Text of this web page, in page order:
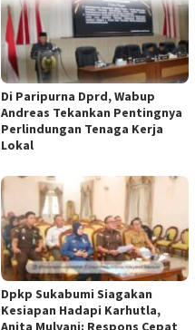
Di Paripurna Dprd, Wabup
Andreas Tekankan Pentingnya
Perlindungan Tenaga Kerja
Lokal
Dpkp Sukabumi Siagakan
Kesiapan Hadapi Karhutla,
Anita Mulyani: Respons Cepat